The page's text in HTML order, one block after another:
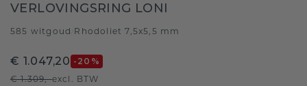
VERLOVINGSRING LONI
585 witgoud Rhodoliet 7,5x5,5 mm
€ 1.047,20 -20 %
€ 1.309,-excl. BTW